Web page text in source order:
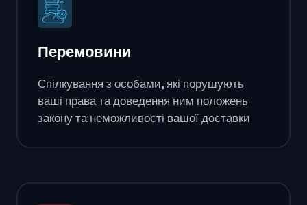
Перемовини
Спілкування з особами, які порушують
ваші права та доведення ним положень
закону та неможливості вашої доставки